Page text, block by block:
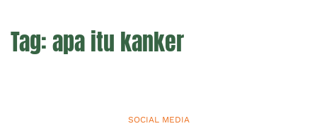
Tag:apa itu kanker
SOCIAL MEDIA